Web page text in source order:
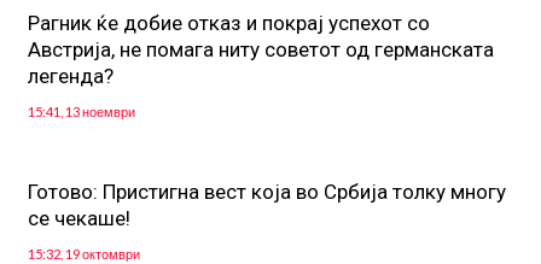
Рагник ќе добие отказ и покрај успехот со
Австрија, не помага ниту советот од германската
легенда?
15:41, 13 ноември
Готово: Пристигна вест која во Србија толку многу
се чекаше!
15:32, 19 октомври